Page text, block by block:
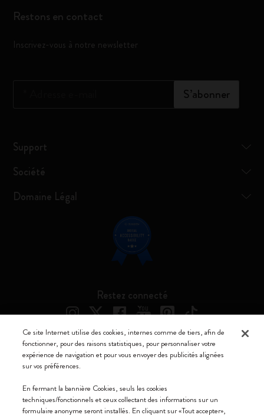
Restons en contact
Inscrivez-vous à notre newsletter
S’abonner
Support
Société
Domaine Légal
Restez connecté
Moleskine ® est une marque enregistrée de Moleskine Srl a socio unico
Italia - P. IVA / CCIAA n. 07234480965 - REA MI 1945400 - Cap.
Soc. €2.181.513,42
Ce site Internet utilise des cookies, internes comme de tiers, afin de
fonctionner, pour des raisons statistiques, pour personnaliser votre
expérience de navigation et pour vous envoyer des publicités alignées
sur vos préférences.
En fermant la bannière Cookies, seuls les cookies
techniques/fonctionnels et ceux collectant des informations sur un
formulaire anonyme seront installés. En cliquant sur «Tout accepter»,